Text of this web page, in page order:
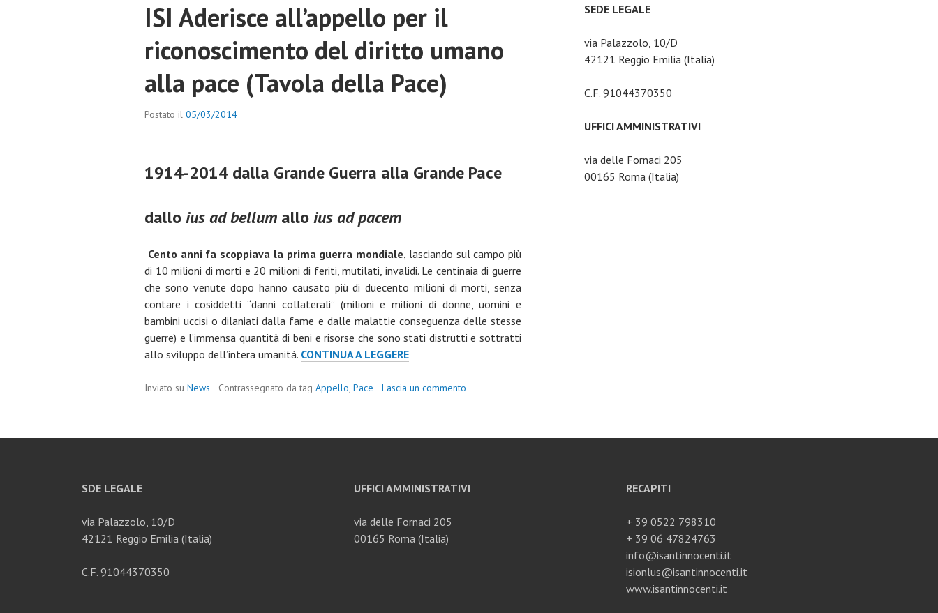
ISI Aderisce all’appello per il
riconoscimento del diritto umano
alla pace (Tavola della Pace)
Postato il 05/03/2014
1914-2014 dalla Grande Guerra alla Grande Pace
dalloius ad bellum alloius ad pacem
Cento anni fa scoppiava la prima guerra mondiale, lasciando sul campo più
di 10 milioni di morti e 20 milioni di feriti, mutilati, invalidi. Le centinaia di guerre
che sono venute dopo hanno causato più di duecento milioni di morti, senza
contare i cosiddetti “danni collaterali” (milioni e milioni di donne, uomini e
bambini uccisi o dilaniati dalla fame e dalle malattie conseguenza delle stesse
guerre) e l’immensa quantità di beni e risorse che sono stati distrutti e sottratti
allo sviluppo dell’intera umanità. CONTINUA A LEGGEREISI
ALL’APPELLO
RICONOSCIMENTO
UMANO
PACE
(TAVOLA
Inviato su News Contrassegnato da tag Appello, Pace Lascia un commento
SEDE LEGALE
via Palazzolo, 10/D
42121 Reggio Emilia (Italia)
C.F. 91044370350
UFFICI AMMINISTRATIVI
via delle Fornaci 205
00165 Roma (Italia)
SDE LEGALE
via Palazzolo, 10/D
42121 Reggio Emilia (Italia)
C.F. 91044370350
UFFICI AMMINISTRATIVI
via delle Fornaci 205
00165 Roma (Italia)
RECAPITI
+ 39 0522 798310
+ 39 06 47824763
info@isantinnocenti.it
isionlus@isantinnocenti.it
www.isantinnocenti.it